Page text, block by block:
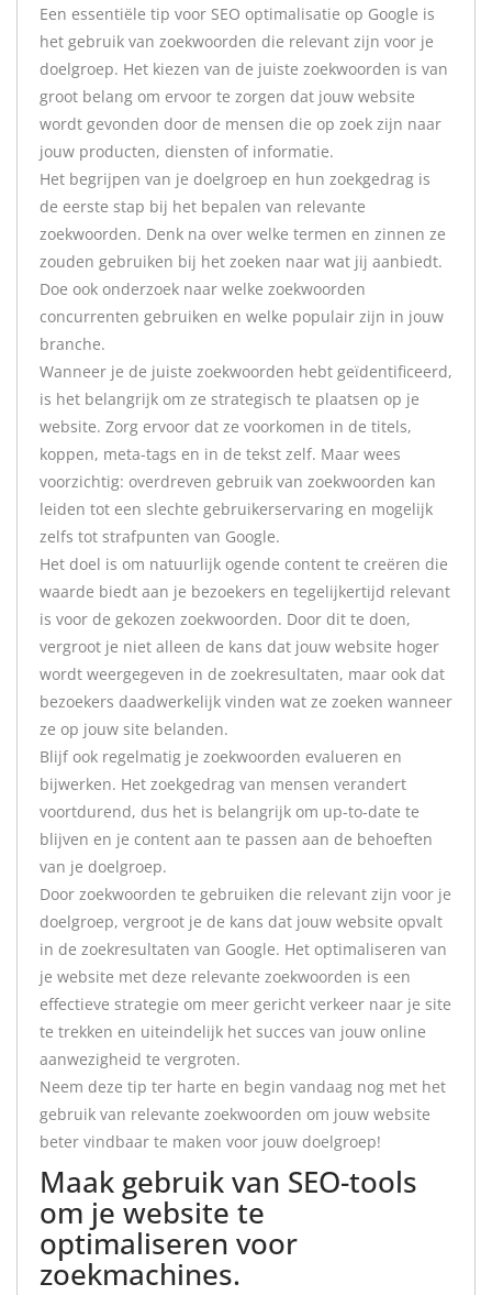
Een essentiële tip voor SEO optimalisatie op Google is
het gebruik van zoekwoorden die relevant zijn voor je
doelgroep. Het kiezen van de juiste zoekwoorden is van
groot belang om ervoor te zorgen dat jouw website
wordt gevonden door de mensen die op zoek zijn naar
jouw producten, diensten of informatie.
Het begrijpen van je doelgroep en hun zoekgedrag is
de eerste stap bij het bepalen van relevante
zoekwoorden. Denk na over welke termen en zinnen ze
zouden gebruiken bij het zoeken naar wat jij aanbiedt.
Doe ook onderzoek naar welke zoekwoorden
concurrenten gebruiken en welke populair zijn in jouw
branche.
Wanneer je de juiste zoekwoorden hebt geïdentificeerd,
is het belangrijk om ze strategisch te plaatsen op je
website. Zorg ervoor dat ze voorkomen in de titels,
koppen, meta-tags en in de tekst zelf. Maar wees
voorzichtig: overdreven gebruik van zoekwoorden kan
leiden tot een slechte gebruikerservaring en mogelijk
zelfs tot strafpunten van Google.
Het doel is om natuurlijk ogende content te creëren die
waarde biedt aan je bezoekers en tegelijkertijd relevant
is voor de gekozen zoekwoorden. Door dit te doen,
vergroot je niet alleen de kans dat jouw website hoger
wordt weergegeven in de zoekresultaten, maar ook dat
bezoekers daadwerkelijk vinden wat ze zoeken wanneer
ze op jouw site belanden.
Blijf ook regelmatig je zoekwoorden evalueren en
bijwerken. Het zoekgedrag van mensen verandert
voortdurend, dus het is belangrijk om up-to-date te
blijven en je content aan te passen aan de behoeften
van je doelgroep.
Door zoekwoorden te gebruiken die relevant zijn voor je
doelgroep, vergroot je de kans dat jouw website opvalt
in de zoekresultaten van Google. Het optimaliseren van
je website met deze relevante zoekwoorden is een
effectieve strategie om meer gericht verkeer naar je site
te trekken en uiteindelijk het succes van jouw online
aanwezigheid te vergroten.
Neem deze tip ter harte en begin vandaag nog met het
gebruik van relevante zoekwoorden om jouw website
beter vindbaar te maken voor jouw doelgroep!
Maak gebruik van SEO-tools
om je website te
optimaliseren voor
zoekmachines.